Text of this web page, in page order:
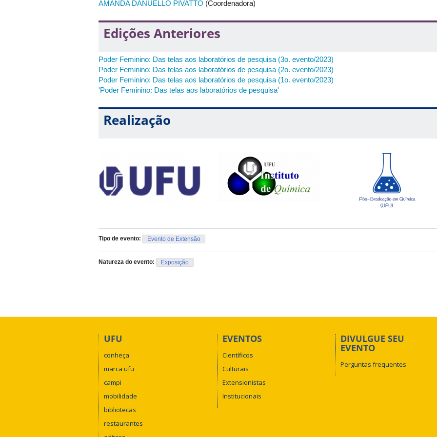
AMANDA DANUELLO PIVATTO (Coordenadora)
Edições Anteriores
Poder Feminino: Das telas aos laboratórios de pesquisa (3o. evento/2023)
Poder Feminino: Das telas aos laboratórios de pesquisa (2o. evento/2023)
Poder Feminino: Das telas aos laboratórios de pesquisa (1o. evento/2023)
'Poder Feminino: Das telas aos laboratórios de pesquisa'
Realização
Tipo de evento: Evento de Extensão
Natureza do evento: Exposição
UFU
conheça
marca ufu
campi
mobilidade
bibliotecas
restaurantes
EVENTOS
Científicos
Culturais
Extensionistas
Institucionais
DIVULGUE SEU
EVENTO
Perguntas frequentes